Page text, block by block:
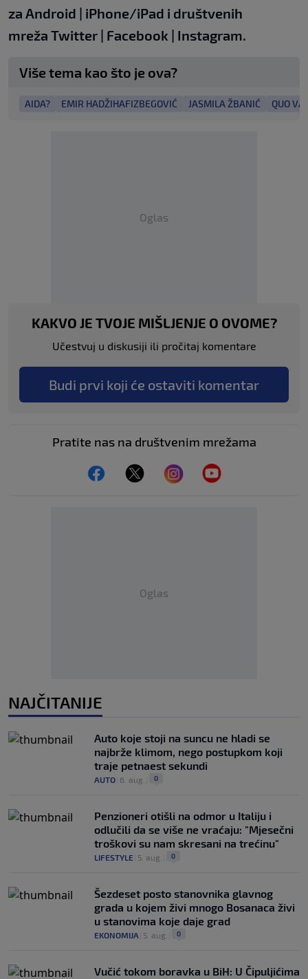
za Android | iPhone/iPad i društvenih
mreža Twitter | Facebook | Instagram.
Više tema kao što je ova?
AIDA? EMIR HADŽIHAFIZBEGOVIĆ JASMILA ŽBANIĆ QUO
Oglas
KAKVO JE TVOJE MIŠLJENJE O OVOME?
Učestvuj u diskusiji ili pročitaj komentare
Budi prvi koji će ostaviti komentar
Pratite nas na društvenim mrežama
Oglas
NAJČITANIJE
Auto koje stoji na suncu ne hladi se
najbrže klimom, nego postupkom koji
traje petnaest sekundi
AUTO 6. aug. 0
Penzioneri otišli na odmor u Italiju i
odlučili da se više ne vraćaju: "Mjesečni
troškovi su nam skresani na trećinu"
LIFESTYLE 5. aug. 0
Šezdeset posto stanovnika glavnog
grada u kojem živi mnogo Bosanaca živi
u stanovima koje daje grad
EKONOMIJA 5. aug. 0
Vučić tokom boravka u BiH: U Čipuljićima